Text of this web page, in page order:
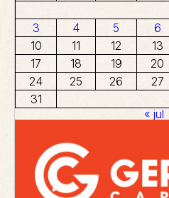
3
4 5 6
10
11 12 13
17
18 19 20
24
25 26 27
31
« jul